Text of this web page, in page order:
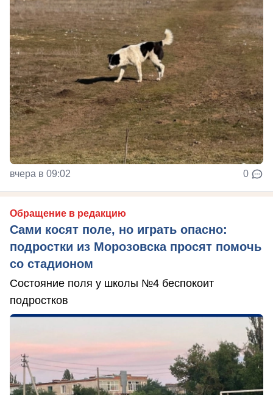
вчера в 09:02 0
Обращение в редакцию
Сами косят поле, но играть опасно:
подростки из Морозовска просят помочь
со стадионом
Состояние поля у школы №4 беспокоит
подростков